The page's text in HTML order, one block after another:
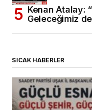
Kenan Atalay:
Geleceğimiz de
SICAK HABERLER